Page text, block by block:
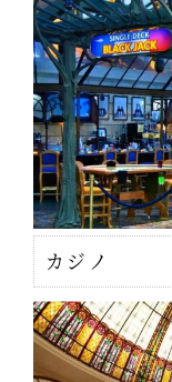
カジノ